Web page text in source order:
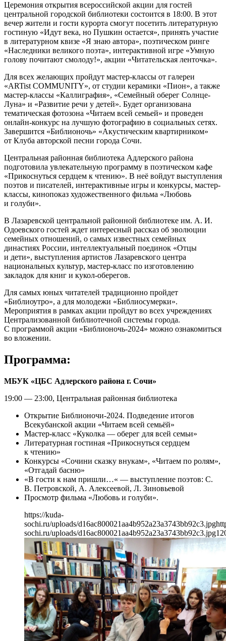
Церемония открытия всероссийской акции для гостей
центральной городской библиотеки состоится в 18:00. В этот
вечер жители и гости курорта смогут посетить литературную
гостиную «Идут века, но Пушкин остается», принять участие
в литературном квизе «Я знаю автора», поэтическом ринге
«Наследники великого поэта», интерактивной игре «Умную
голову почитают смолоду!», акции «Читательская ленточка».
Для всех желающих пройдут мастер-классы от галереи
«ARTist COMMUNITY», от студии керамики «Пион», а также
мастер-классы «Каллиграфия», «Семейный оберег Солнце-
Луна» и «Развитие речи у детей». Будет организована
тематическая фотозона «Читаем всей семьей» и проведен
онлайн-конкурс на лучшую фотографию в социальных сетях.
Завершится «Библионочь» «Акустическим квартирником»
от Клуба авторской песни города Сочи.
Центральная районная библиотека Адлерского района
подготовила увлекательную программу в поэтическом кафе
«Прикоснуться сердцем к чтению». В неё войдут выступления
поэтов и писателей, интерактивные игры и конкурсы, мастер-
классы, кинопоказ художественного фильма «Любовь
и голуби».
В Лазаревской центральной районной библиотеке им. А. И.
Одоевского гостей ждет интересный рассказ об эволюции
семейных отношений, о самых известных семейных
династиях России, интеллектуальный поединок «Отцы
и дети», выступления артистов Лазаревского центра
национальных культур, мастер-класс по изготовлению
закладок для книг и кукол-оберегов.
Для самых юных читателей традиционно пройдет
«Библиоутро», а для молодежи «Библиосумерки».
Мероприятия в рамках акции пройдут во всех учреждениях
Централизованной библиотечной системы города.
С программой акции «Библионочь-2024» можно ознакомиться
во вложении.
Программа:
МБУК «ЦБС Адлерского района г. Сочи»
19:00 — 23:00, Центральная районная библиотека
Открытие Библионочи-2024. Подведение итогов
Всекубанской акции «Читаем всей семьёй»
Мастер-класс «Куколка — оберег для всей семьи»
Литературная гостиная «Прикоснуться сердцем
к чтению»
Конкурсы «Сочини сказку внукам», «Читаем по ролям»,
«Отгадай басню»
«В гости к нам пришли…« — выступление поэтов: С.
В. Петровской, А. Алексеевой, Л. Зиновьевой
Просмотр фильма «Любовь и голуби».
https://kuda-
sochi.ru/uploads/d16ac800021aa4b952a23a3743bb92c3.jpg
sochi.ru/uploads/d16ac800021aa4b952a23a3743bb92c3.jpg